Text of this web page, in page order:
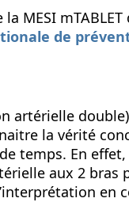
MESI mTABLET
de
artérielle double)
la vérité
temps. En
aux 2 bras
en